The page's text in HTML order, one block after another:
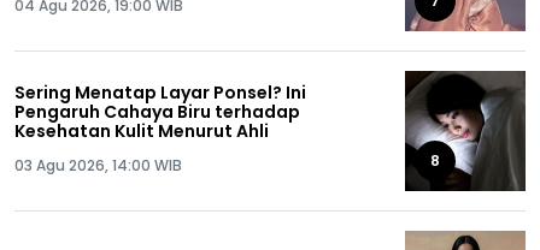
04 Agu 2026, 19:00 WIB
Sering Menatap Layar Ponsel? Ini
Pengaruh Cahaya Biru terhadap
Kesehatan Kulit Menurut Ahli
03 Agu 2026, 14:00 WIB 8